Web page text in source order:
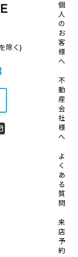
除く)
個
人
の
お
客
様
へ
不
動
産
会
社
様
へ
よ
く
あ
る
質
問
来
店
予
約